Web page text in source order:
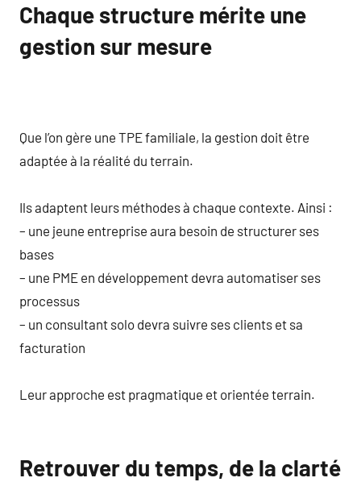
Chaque structure mérite une
gestion sur mesure
Que l’on gère une TPE familiale, la gestion doit être
adaptée à la réalité du terrain.
Ils adaptent leurs méthodes à chaque contexte. Ainsi :
– une jeune entreprise aura besoin de structurer ses
bases
– une PME en développement devra automatiser ses
processus
– un consultant solo devra suivre ses clients et sa
facturation
Leur approche est pragmatique et orientée terrain.
Retrouver du temps, de la clarté